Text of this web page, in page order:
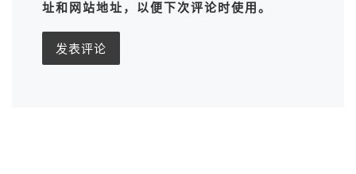
址和网站地址，以便下次评论时使用。